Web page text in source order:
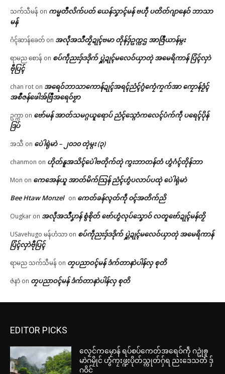
သက်သီမန် on ကမ္မတဳလိက်ပတ် ယေန်သၞာၚ်မန် ဗဟဵု ပတိတ်ဂျာနေဝ် ဘာသာ
မန်
ဂံၚ်ဆာန်ခေတ် on အလဵုအသဳတၟိဍုၚ်ဗမာ တိုန်ဒှ်ဥက္ကဌ အာဇြဳယာန်မ္ဂး
ရာမည စောန် on စပ်ကဵုညးဒှ်ဒဒိုက် ပ္ဋဲဍုၚ်မလေဝ်ယှာတုဲ အမေရိကာန် ပြံၚ်လှာဲ
ဗီုပြၚ်
chan rot on အရေဝ်ဘာသာကောန်ဍုၚ်အရၚ်ညံၚ်ဂွံကၠေံကၠက်အာ ကၠောန်ဒၟံၚ်
အစဳဇန်ဖေါအ်ဗြဳအရေဝ်ဗၟာ
ဥက္ကာ on ဗော်မန် အာတ်သမဂ္ဂယူရောပ် ညံၚ်သ္ဂောံကလေၚ်ပံက်ကဵု ပရေၚ်ပိုန်
ဒြပ်
အသီ on ပေဲါရုဲမာဲ – ၂၀၁၀ တုဲမ္ဂး (၃)
chanmon on ဟိုတ်နူအသိၚ်ပေဲါဗတိုက်တုဲ ကွးဘာတန်တံ ဟွံဂံၚ်တိုန်ဘာ
Mon on ကေအေန်ယူ အာတ်မိက်သြန် ညံၚ်ဟွံပလာပ်ပထုဲ ပေဲါရုဲမာဲ
Bee Htaw Monzel on ကေတ်ခန်လ္ၚတ်ကဵု ၀ၚ်အတိက်ညိ
Ougkar on အလဵုအသဳပၞာန် စွံစိုတ် ဗော်ဟွံလုပ်သၞောဝ် လတူဗော်ဍုၚ်မန်တၟိ
USavehugo မန်ဟံသာ on စပ်ကဵုညးဒှ်ဒဒိုက် ပ္ဋဲဍုၚ်မလေဝ်ယှာတုဲ အမေရိကာန်
ပြံၚ်လှာဲဗီုပြၚ်
ရာမည သက်သီမန် on တၠပညာဝၚ်မန် ဒံက်တာနာဲပါန်လှ စုတိ
ဇဲနာဲ on တၠပညာဝၚ်မန် ဒံက်တာနာဲပါန်လှ စုတိ
EDITOR PICKS
လၟေင်ကမၠောန် ရပ်စပ်ကေတ်အရေဝ်ကဵု ဂဥုဲၜူ
မာဲဂမၠိုင် ဟွံကၠးဖ္ဍးပိုတ်သ္ကုတ်ဂှ်ရ ညးဒေသတံ ဒှ်
ဂဝိင်